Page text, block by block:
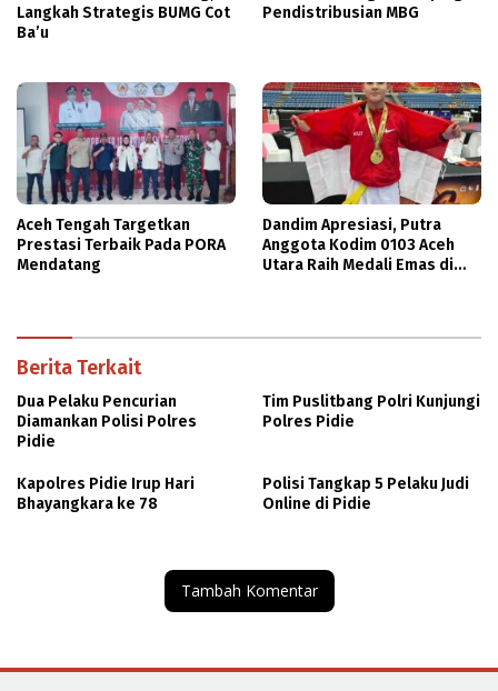
Langkah Strategis BUMG Cot
Ba’u
Pendistribusian MBG
Aceh Tengah Targetkan
Prestasi Terbaik Pada PORA
Mendatang
Dandim Apresiasi, Putra
Anggota Kodim 0103 Aceh
Utara Raih Medali Emas di
Berita Terkait
Dua Pelaku Pencurian
Diamankan Polisi Polres
Pidie
Tim Puslitbang Polri Kunjungi
Polres Pidie
Kapolres Pidie Irup Hari
Bhayangkara ke 78
Polisi Tangkap 5 Pelaku Judi
Online di Pidie
Tambah Komentar